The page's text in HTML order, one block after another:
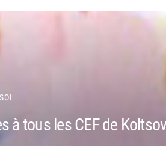
à tous les CEF de Koltsov